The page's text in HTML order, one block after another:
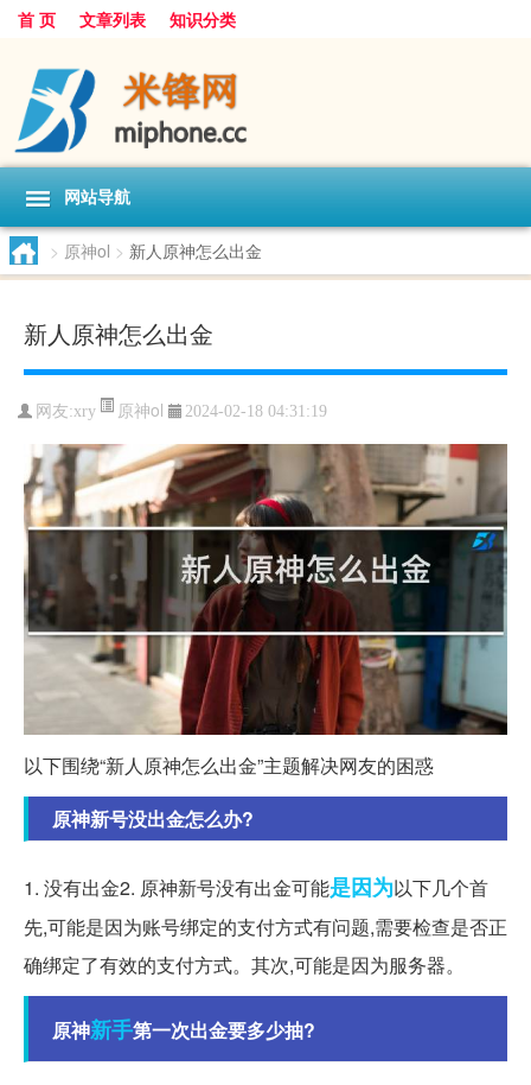
首 页 文章列表 知识分类
网站导航
> 原神ol > 新人原神怎么出金
新人原神怎么出金
网友:xry 原神ol 2024-02-18 04:31:19
以下围绕“新人原神怎么出金”主题解决网友的困惑
原神新号没出金怎么办?
1. 没有出金2. 原神新号没有出金可能是因为以下几个首
先,可能是因为账号绑定的支付方式有问题,需要检查是否正
确绑定了有效的支付方式。其次,可能是因为服务器。
原神新手第一次出金要多少抽?